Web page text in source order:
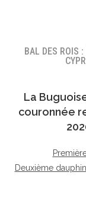
BAL DES ROIS
La
couronnée
Deuxième